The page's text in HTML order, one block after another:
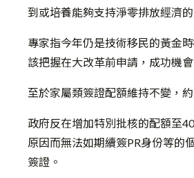
到或培養能夠支持淨零排放經濟的
專家指今年仍是技術移民的黃金
該把握在大改革前申請，成功機會
至於家屬類簽證配額維持不變，約
政府反在增加特別批核的配額至
原因而無法如期續簽PR身份等的
簽證。